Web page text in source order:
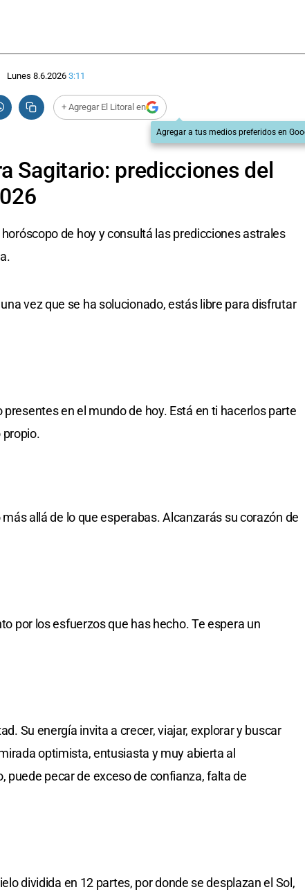
Lunes 8.6.2026 3:11
+ Agregar El Litoral en
Agregar a tus medios preferidos en
Sagitario: predicciones del
de hoy y consultá las predicciones astrales
vez que se ha solucionado, estás libre para disfrutar
en el mundo de hoy. Está en ti hacerlos parte
allá de lo que esperabas. Alcanzarás su corazón de
por los esfuerzos que has hecho. Te espera un
Su energía invita a crecer, viajar, explorar y buscar
optimista, entusiasta y muy abierta al
puede pecar de exceso de confianza, falta de
dividida en 12 partes, por donde se desplazan el Sol,